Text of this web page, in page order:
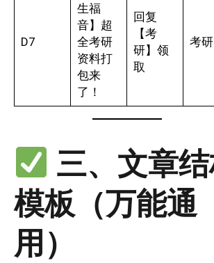
D7
生福
音】超
全考研
资料打
包来
了！
回复
【考
研】领
取
考研
三、文章
模板（万能通
用）